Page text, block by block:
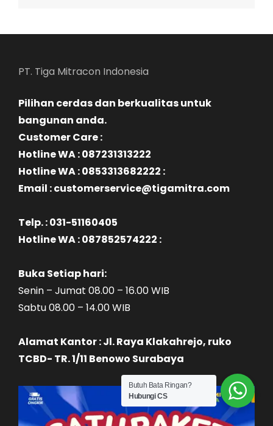
PT. Tiga Mitracon Indonesia
Pilihan cerdas dan berkualitas untuk
bangunan anda.
Customer Care :
Hotline WA : 087231313222
Hotline WA : 0853313682222 :
Email : customerservice@tigamitra.com
Telp. : 031-51160405
Hotline WA : 087852574222 :
Buka Setiap hari:
Senin – Jumat 08.00 – 16.00 WIB
Sabtu 08.00 – 14.00 WIB
Alamat Kantor : Jl. Raya Klakahrejo, ruko
TCBD- TR. 1/11 Benowo Surabaya
Butuh Bata Ringan?
Hubungi CS